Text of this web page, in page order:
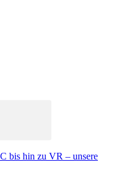
bis hin zu VR – unsere